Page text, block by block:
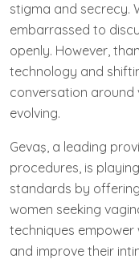
stigma and secrecy.
embarrassed to
openly. However,
technology and
conversation around
evolving.
Gevaş, a leading
procedures, is
standards by
women seeking
techniques
and improve their